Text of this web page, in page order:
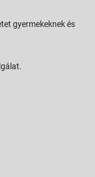
gyermekeknek és